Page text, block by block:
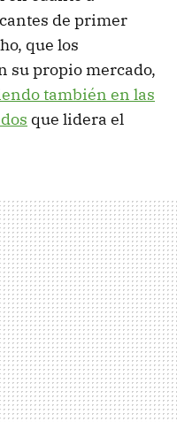
de primer
que los
su propio mercado,
también en las
que lidera el